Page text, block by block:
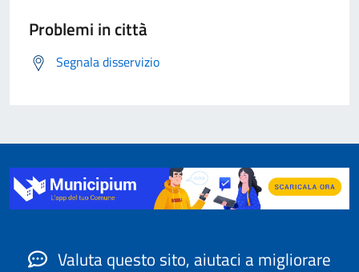
Problemi in città
Segnala disservizio
Valuta questo sito, aiutaci a migliorare